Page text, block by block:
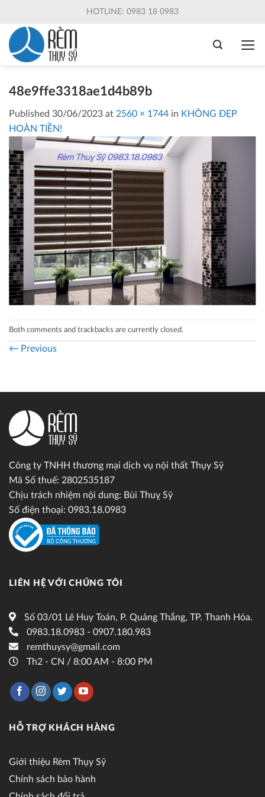
content
HOTLINE: 0983 18 0983
48e9ffe3318ae1d4b89b
Published 30/06/2023 at 2560 × 1744 in KHÔNG ĐẸP
HOÀN TIỀN!
Both comments and trackbacks are currently closed.
← Previous
Công ty TNHH thương mại dịch vụ nội thất Thụy Sỹ
Mã Số thuế: 2802535187
Chịu trách nhiệm nội dung: Bùi Thuỵ Sỹ
Số điện thoại: 0983.18.0983
LIÊN HỆ VỚI CHÚNG TÔI
Số 03/01 Lê Huy Toán, P. Quảng Thắng, TP. Thanh Hóa.
0983.18.0983 - 0907.180.983
remthuysy@gmail.com
Th2 - CN / 8:00 AM - 8:00 PM
HỖ TRỢ KHÁCH HÀNG
Giới thiệu Rèm Thụy Sỹ
Chính sách bảo hành